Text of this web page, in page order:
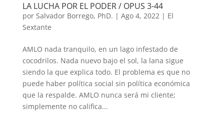
LA LUCHA POR EL PODER / OPUS 3-44
por Salvador Borrego, PhD. | Ago 4, 2022| El
Sextante
AMLO nada tranquilo, en un lago infestado de
cocodrilos. Nada nuevo bajo el sol, la lana sigue
siendo la que explica todo. El problema es que no
puede haber política social sin política económica
que la respalde. AMLO nunca será mi cliente;
simplemente no califica...